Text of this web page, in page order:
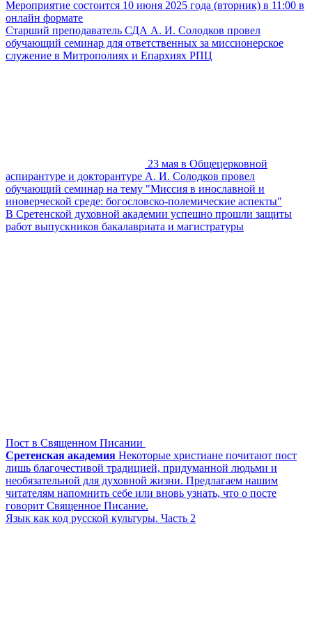
Мероприятие состоится 10 июня 2025 года (вторник) в 11:00 в
онлайн формате
Старший преподаватель СДА А. И. Солодков провел
обучающий семинар для ответственных за миссионерское
служение в Митрополиях и Епархиях РПЦ
23 мая в Общецерковной
аспирантуре и докторантуре А. И. Солодков провел
обучающий семинар на тему "Миссия в инославной и
иноверческой среде: богословско-полемические аспекты"
В Сретенской духовной академии успешно прошли защиты
работ выпускников бакалавриата и магистратуры
Пост в Священном Писании
Сретенская академия Некоторые христиане почитают пост
лишь благочестивой традицией, придуманной людьми и
необязательной для духовной жизни. Предлагаем нашим
читателям напомнить себе или вновь узнать, что о посте
говорит Священное Писание.
Язык как код русской культуры. Часть 2